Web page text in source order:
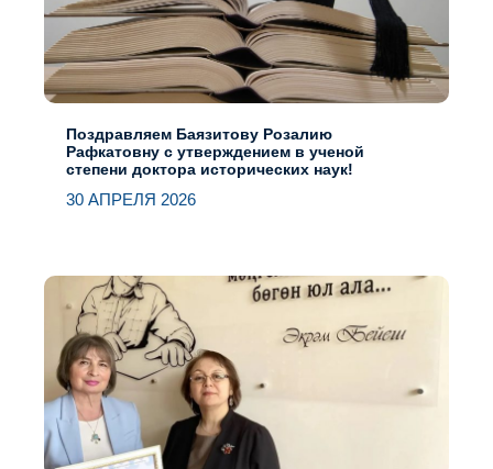
Поздравляем Баязитову Розалию
Рафкатовну с утверждением в ученой
степени доктора исторических наук!
30 АПРЕЛЯ 2026